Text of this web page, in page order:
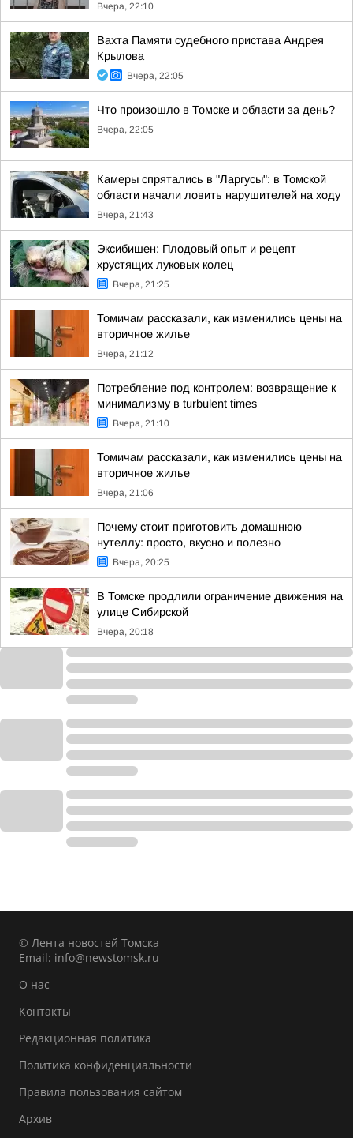
Вчера, 22:10
Вахта Памяти судебного пристава Андрея
Крылова
Вчера, 22:05
Что произошло в Томске и области за день?
Вчера, 22:05
Камеры спрятались в "Ларгусы": в Томской
области начали ловить нарушителей на ходу
Вчера, 21:43
Эксибишен: Плодовый опыт и рецепт
хрустящих луковых колец
Вчера, 21:25
Томичам рассказали, как изменились цены на
вторичное жилье
Вчера, 21:12
Потребление под контролем: возвращение к
минимализму в turbulent times
Вчера, 21:10
Томичам рассказали, как изменились цены на
вторичное жилье
Вчера, 21:06
Почему стоит приготовить домашнюю
нутеллу: просто, вкусно и полезно
Вчера, 20:25
В Томске продлили ограничение движения на
улице Сибирской
Вчера, 20:18
© Лента новостей Томска
Email: info@newstomsk.ru
О нас
Контакты
Редакционная политика
Политика конфиденциальности
Правила пользования сайтом
Архив